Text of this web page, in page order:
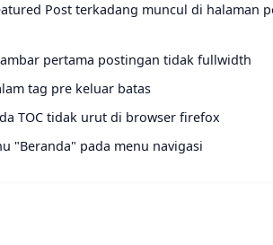
Post terkadang muncul di halaman
pertama postingan tidak fullwidth
tag pre keluar batas
TOC tidak urut di browser firefox
"Beranda" pada menu navigasi